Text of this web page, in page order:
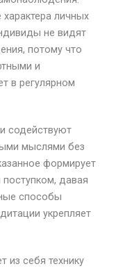
личных
не видят
потому что
и
в регулярном
содействуют
мыслями без
формирует
давая
способы
укрепляет
из себя технику